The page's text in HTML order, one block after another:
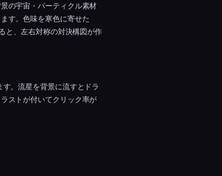
の宇宙・パーティクル素材
す。色味を寒色に寄せた
と、左右対称の対決構図が作
。流星を背景に流すとドラ
ストが付いてクリック率が